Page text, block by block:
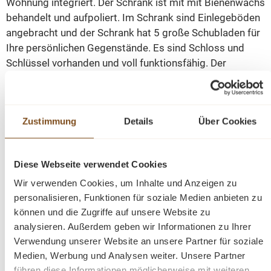
Zustimmung Details Über Cookies
Diese Webseite verwendet Cookies
Wir verwenden Cookies, um Inhalte und Anzeigen zu
personalisieren, Funktionen für soziale Medien anbieten zu
können und die Zugriffe auf unsere Website zu
analysieren. Außerdem geben wir Informationen zu Ihrer
Verwendung unserer Website an unsere Partner für soziale
Medien, Werbung und Analysen weiter. Unsere Partner
Wohnung integriert. Der Schrank ist mit mit Bienenwachs
behandelt und aufpoliert. Im Schrank sind Einlegeböden
angebracht und der Schrank hat 5 große Schubladen für
Ihre persönlichen Gegenstände. Es sind Schloss und
Schlüssel vorhanden und voll funktionsfähig. Der
Schrank ist voll massiv. Ein schöner Vorratsschrank für
Die Abmessungen: Höhe: 160 cm. Breite: 95 cm. Tiefe:
Fragen zum Produkt?
Menü schließen
Produktinformationen "Gründerzeit
Brotschrank aus massivem Weichholz"